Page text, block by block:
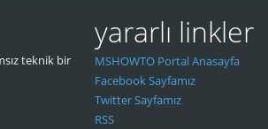
teknik bir
yararlı linkler
MSHOWTO Portal Anasayfa
Facebook Sayfamız
Twitter Sayfamız
RSS